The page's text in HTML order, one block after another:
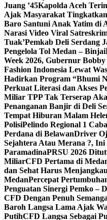
Juang ’45Kapolda Aceh
Ajak Masyarakat
Baro Santuni Anak Yatim di
Narasi Video Viral
Tuak’Pemkab Deli Serdang
Pengelola Tol Medan – Binjai
Week 2026, Gubernur
Fashion Indonesia Lewat
Hadirkan Program “Bhumi
Perkuat Literasi dan Akses
Miliar TPP Tak Terserap
Penanganan Banjir di Deli
Tempat Hiburan Malam
PolisiPelindo Regional 1
Perdana di BelawanDriver
Sejahtera Atau Merana ?, Ini
ParamadinaPRSU 2026
MiliarCFD Pertama di
dan Sehat Harus
MedanPercepat
Penguatan Sinergi Pemko –
CFD Dengan Penuh
Baroh Langsa Lama Ajak
PutihCFD Langsa Sebagai